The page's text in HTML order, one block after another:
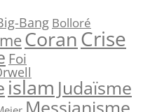
Bang Bolloré
CoranCrise
Foi
islam Judaïsme